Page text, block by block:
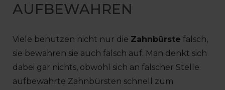
AUFBEWAHREN
Viele benutzen nicht nur die Zahnbürste falsch,
sie bewahren sie auch falsch auf. Man denkt sich
dabei gar nichts, obwohl sich an falscher Stelle
aufbewahrte Zahnbürsten schnell zum